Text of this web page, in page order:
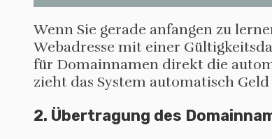
Wenn Sie gerade anfangen zu
Webadresse mit einer
für Domainnamen direkt die
zieht das System automatisch
2. Übertragung des